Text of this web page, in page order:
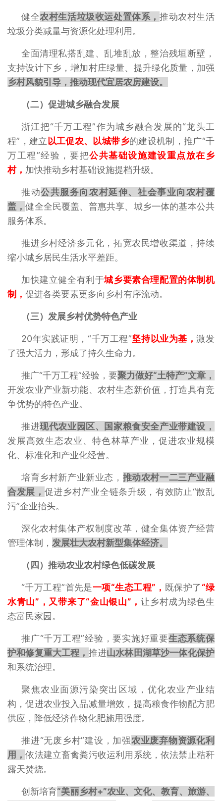
健全农村生活垃圾收运处置体系，推动农村生活
垃圾分类减量与资源化处理利用。
全面清理私搭乱建、乱堆乱放，整治残垣断壁，
支持设计下乡，增加村庄绿量、提升绿化质量，加强
乡村风貌引导，推动现代宜居农房建设。
（二）促进城乡融合发展
浙江把“千万工程”作为城乡融合发展的“龙头工
程”，建立 以工促农、以城带乡的建设机制，推广“千
万工程”经验，要把公共基础设施建设重点放在乡
村， 加快推动乡村基础设施提档升级。
推动公共服务向农村延伸、社会事业向农村覆
盖，健全全民覆盖、普惠共享、城乡一体的基本公共
服务体系。
推进乡村经济多元化，拓宽农民增收渠道，持续
缩小城乡居民生活水平差距。
加快建立健全有利于城乡要素合理配置的体制机
制 ， 促进各类要素更多向乡村有序流动。
（三）发展乡村优势特色产业
20年实践证明，“千万工程”坚持以业为基，激发
了强大活力，形成了持久生命力。
推广“千万工程”经验，要聚力做好“土特产”文章，
开发农业产业新功能、农村生态新价值，打造具有竞
争优势的特色产业。
推进现代农业园区、国家粮食安全产业带建设，
发展高效生态农业、特色林草产业，促进农业规模
化、标准化和产业化经营。
培育乡村新产业新业态， 推动农村一二三产业融
合发展， 促进乡村产业全链条升级，有效防止“散乱
污”企业抬头。
深化农村集体产权制度改革，健全集体资产经营
管理体制， 发展壮大农村新型集体经济。
（四）推动农业农村绿色低碳发展
“千万工程”首先是一项“生态工程”， 既保护了“绿
水青山”，又带来了“金山银山”，让乡村成为绿色生
态富民家园。
推广“千万工程”经验，要实施好重要生态系统保
护和修复重大工程， 推进山水林田湖草沙一体化保护
和系统治理。
聚焦农业面源污染突出区域，优化农业产业结
构，促进农业投入品减量增效，提高粮食作物配方肥
供应，降低经济作物化肥施用强度。
推进“无废乡村”建设，加强农业废弃物资源化利
用，依法建立畜禽粪污收运利用系统，依法禁止秸秆
露天焚烧。
创新培育“美丽乡村+”农业、文化、教育、旅游、